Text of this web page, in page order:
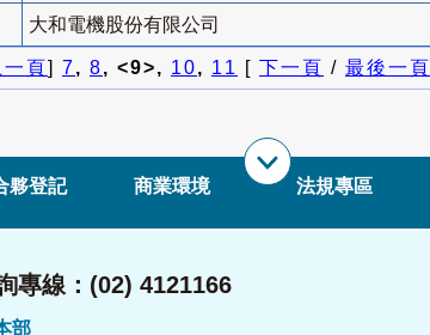
大和電機股份有限公司
一頁] 7, 8, <9>, 10, 11 [ 下一頁 / 最後一頁
夥登記 商業環境 法規專區
專線：(02) 4121166
部